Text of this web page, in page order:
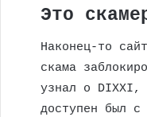
Это
Наконец-то
скама
узнал о DIXXI,
доступен был